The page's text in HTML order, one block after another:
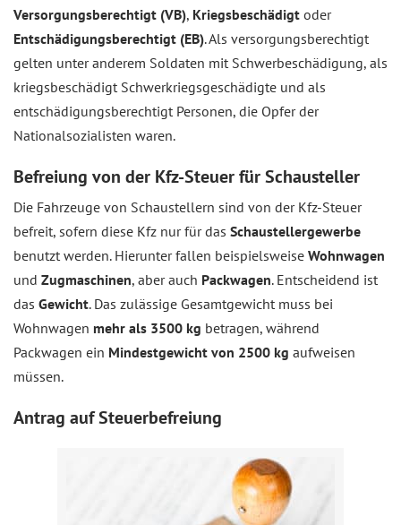
Versorgungsberechtigt (VB), Kriegsbeschädigt oder
Entschädigungsberechtigt (EB). Als versorgungsberechtigt
gelten unter anderem Soldaten mit Schwerbeschädigung, als
kriegsbeschädigt Schwerkriegsgeschädigte und als
entschädigungsberechtigt Personen, die Opfer der
Nationalsozialisten waren.
Befreiung von der Kfz-Steuer für Schausteller
Die Fahrzeuge von Schaustellern sind von der Kfz-Steuer
befreit, sofern diese Kfz nur für das Schaustellergewerbe
benutzt werden. Hierunter fallen beispielsweise Wohnwagen
und Zugmaschinen, aber auch Packwagen. Entscheidend ist
das Gewicht. Das zulässige Gesamtgewicht muss bei
Wohnwagen mehr als 3500 kg betragen, während
Packwagen ein Mindestgewicht von 2500 kg aufweisen
müssen.
Antrag auf Steuerbefreiung